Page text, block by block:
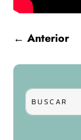
←Anterior